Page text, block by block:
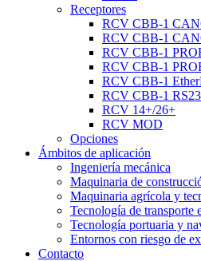
Receptores
RCV CBB-1
RCV CBB-1
RCV CBB-1
RCV CBB-1
RCV CBB-1
RCV CBB-1
RCV 14+/26+
RCV MOD
Opciones
Ámbitos de aplicación
Ingeniería mecánica
Maquinaria de
Maquinaria agrícola y
Tecnología de transporte
Tecnología portuaria y
Entornos con riesgo de
Contacto